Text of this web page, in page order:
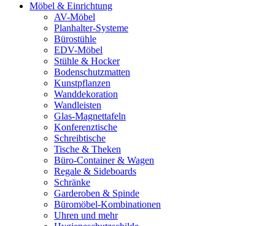
Möbel & Einrichtung
AV-Möbel
Planhalter-Systeme
Bürostühle
EDV-Möbel
Stühle & Hocker
Bodenschutzmatten
Kunstpflanzen
Wanddekoration
Wandleisten
Glas-Magnettafeln
Konferenztische
Schreibtische
Tische & Theken
Büro-Container & Wagen
Regale & Sideboards
Schränke
Garderoben & Spinde
Büromöbel-Kombinationen
Uhren und mehr